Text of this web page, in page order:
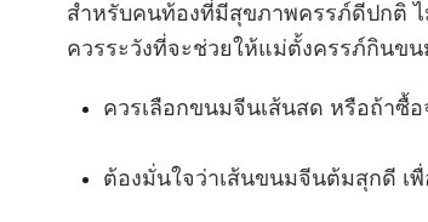
สำหรับคนท้องที่มีสุขภาพครรภ์ดีปกติ ไ
ควรระวังที่จะช่วยให้แม่ตั้งครรภ์กินข
ควรเลือกขนมจีนเส้นสด หรือถ้าซื้
ต้องมั่นใจว่าเส้นขนมจีนต้มสุกดี เ